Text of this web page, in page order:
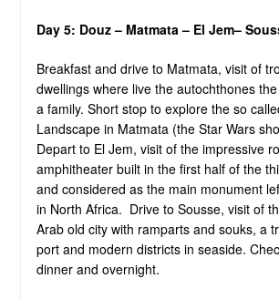
Day 5: Douz – Matmata – El Jem–
Breakfast and drive to Matmata, visit of
dwellings where live the autochthones
a family. Short stop to explore the so
Landscape in Matmata (the Star Wars
Depart to El Jem, visit of the impressive
amphitheater built in the first half of the
and considered as the main monument
in North Africa. Drive to Sousse, visit of
Arab old city with ramparts and souks, a
port and modern districts in seaside.
dinner and overnight.